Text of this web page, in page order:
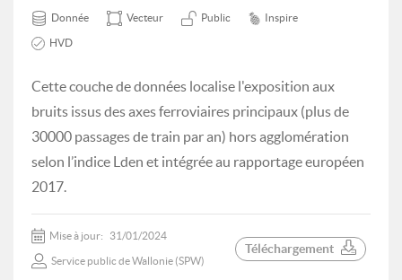
Donnée Vecteur Public Inspire
HVD
Cette couche de données localise l'exposition aux
bruits issus des axes ferroviaires principaux (plus de
30000 passages de train par an) hors agglomération
selon l’indice Lden et intégrée au rapportage européen
2017.
Mise à jour: 31/01/2024
Service public de Wallonie (SPW)
Téléchargement